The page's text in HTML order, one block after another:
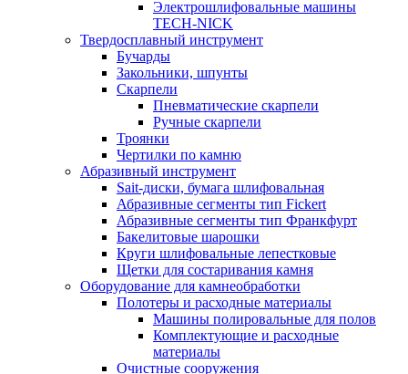
Электрошлифовальные машины
TECH-NICK
Твердосплавный инструмент
Бучарды
Закольники, шпунты
Скарпели
Пневматические скарпели
Ручные скарпели
Троянки
Чертилки по камню
Абразивный инструмент
Sait-диски, бумага шлифовальная
Абразивные сегменты тип Fickert
Абразивные сегменты тип Франкфурт
Бакелитовые шарошки
Круги шлифовальные лепестковые
Щетки для состаривания камня
Оборудование для камнеобработки
Полотеры и расходные материалы
Машины полировальные для полов
Комплектующие и расходные
материалы
Очистные сооружения